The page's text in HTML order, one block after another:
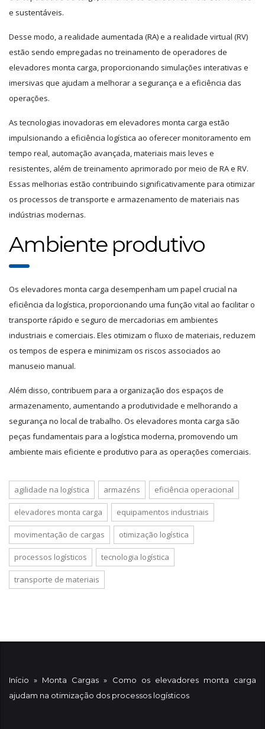
e sustentáveis.
Desse modo, a realidade aumentada (RA) e a realidade virtual (RV)
estão sendo empregadas no treinamento de operadores de
elevadores monta carga, proporcionando simulações interativas e
imersivas que ajudam a melhorar a segurança e a eficiência das
operações.
As tecnologias inovadoras em elevadores monta carga estão
impulsionando a eficiência logística ao oferecer monitoramento em
tempo real, automação avançada, materiais mais leves e
resistentes, além de treinamento aprimorado por meio de RA e RV.
Essas melhorias estão contribuindo significativamente para otimizar
os processos de transporte e armazenamento de materiais nas
indústrias modernas.
Ambiente produtivo
Os elevadores monta carga desempenham um papel crucial na
eficiência da logística, proporcionando uma função vital ao facilitar o
transporte rápido e seguro de mercadorias em ambientes
industriais e comerciais. Eles otimizam o fluxo de materiais, reduzem
os tempos de espera e minimizam os riscos associados ao
manuseio manual.
Além disso, contribuem para a organização dos espaços de
armazenamento, aumentando a produtividade e melhorando a
segurança no local de trabalho. Os elevadores monta carga são
peças fundamentais para a logística moderna, promovendo um
ambiente mais eficiente e produtivo para as operações comerciais.
agilidade na logística armazéns eficiência operacional
elevadores monta carga equipamentos industriais
movimentação de cargas otimização logística
processos logísticos tecnologia logística
transporte de materiais
Início » Monta Cargas » Como os elevadores monta carga
ajudam na otimização dos processos logísticos